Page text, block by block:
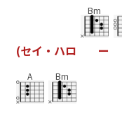
(セイ ・ ハロ
Bm
ー
A Bm